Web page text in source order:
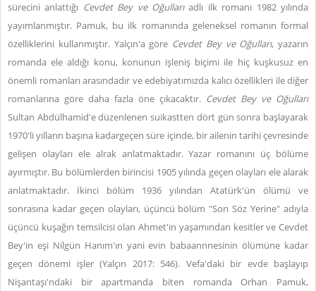
sürecini anlattığı Cevdet Bey ve Oğullarıadlı ilk romanı 1982 yılında
yayımlanmıştır. Pamuk, bu ilk romanında geleneksel romanın formal
özelliklerini kullanmıştır. Yalçın'a göre Cevdet Bey ve Oğulları, yazarın
romanda ele aldığı konu, konunun işleniş biçimi ile hiç kuşkusuz en
önemli romanları arasındadır ve edebiyatımızda kalıcı özellikleri ile diğer
romanlarına göre daha fazla öne çıkacaktır. Cevdet Bey ve Oğulları
Sultan Abdülhamid'e düzenlenen suikastten dört gün sonra başlayarak
1970'li yılların başına kadargeçen süre içinde, bir ailenin tarihi çevresinde
gelişen olayları ele alrak anlatmaktadır. Yazar romanını üç bölüme
ayırmıştır. Bu bölümlerden birincisi 1905 yılında geçen olayları ele alarak
anlatmaktadır. İkinci bölüm 1936 yılından Atatürk'ün ölümü ve
sonrasına kadar geçen olayları, üçüncü bölüm "Son Söz Yerine" adıyla
üçüncü kuşağın temsilcisi olan Ahmet'in yaşamından kesitler ve Cevdet
Bey'in eşi Nilgün Hanım'ın yani evin babaannnesinin ölümüne kadar
geçen dönemi işler (Yalçın 2017: 546). Vefa'daki bir evde başlayıp
Nişantaşı'ndaki bir apartmanda biten romanda Orhan Pamuk,